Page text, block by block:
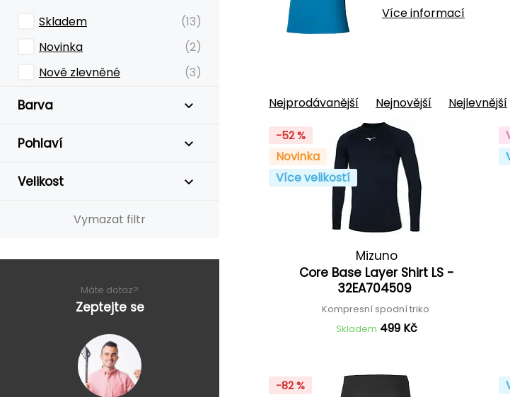
Skladem
(13)
Novinka
(2)
Nově zlevněné
(3)
Barva
Pohlaví
Velikost
Vymazat filtr
Máte dotaz?
Zeptejte se
Více informací
Nejprodávanější Nejnovější Nejlevnější
-52 %
Novinka
Více velikostí
Mizuno
Core Base Layer Shirt LS -
32EA704509
Kompresní spodní triko
Skladem 499 Kč
-82 %